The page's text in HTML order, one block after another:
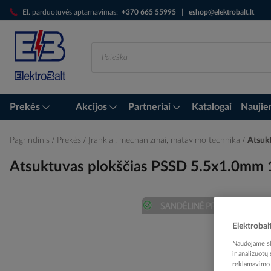
El. parduotuvės aptarnavimas: +370 665 55995 eshop@elektrobalt.lt
Skip
to
Content
Prekės Akcijos Partneriai Katalogai
Pagrindinis Prekės Įrankiai, mechanizmai, matavimo technika
Atsuktuvas plokščias PSSD 5.5x1.0mm
Naudojame
ir analizuotų
reklamavimo